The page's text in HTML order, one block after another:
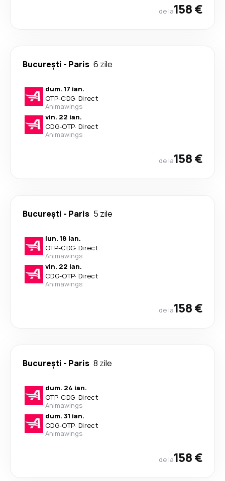
de la158 €
București - Paris 6 zile
dum. 17 ian.
OTP-CDG· Direct
Animawings
vin. 22 ian.
CDG-OTP· Direct
Animawings
de la158 €
București - Paris 5 zile
lun. 18 ian.
OTP-CDG· Direct
Animawings
vin. 22 ian.
CDG-OTP· Direct
Animawings
de la158 €
București - Paris 8 zile
dum. 24 ian.
OTP-CDG· Direct
Animawings
dum. 31 ian.
CDG-OTP· Direct
Animawings
de la158 €